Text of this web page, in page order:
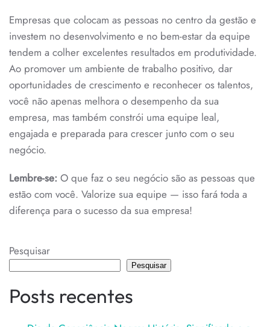
Empresas que colocam as pessoas no centro da gestão e
investem no desenvolvimento e no bem-estar da equipe
tendem a colher excelentes resultados em produtividade.
Ao promover um ambiente de trabalho positivo, dar
oportunidades de crescimento e reconhecer os talentos,
você não apenas melhora o desempenho da sua
empresa, mas também constrói uma equipe leal,
engajada e preparada para crescer junto com o seu
negócio.
Lembre-se: O que faz o seu negócio são as pessoas que
estão com você. Valorize sua equipe — isso fará toda a
diferença para o sucesso da sua empresa!
Pesquisar
Pesquisar
Posts recentes